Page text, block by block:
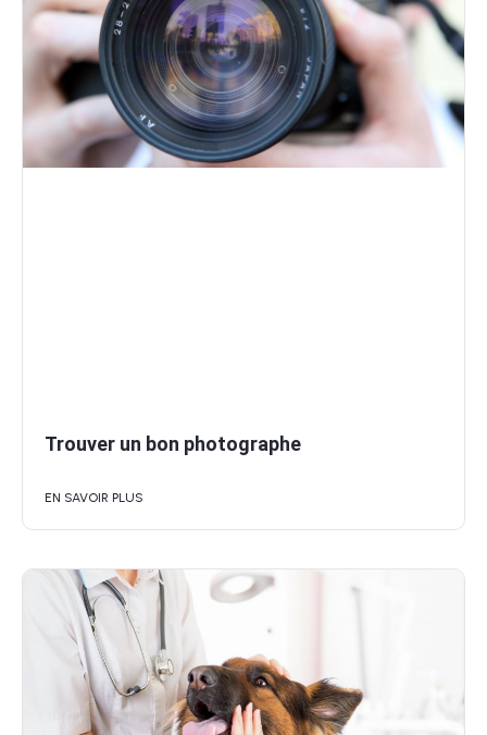
Trouver un bon photographe
EN SAVOIR PLUS